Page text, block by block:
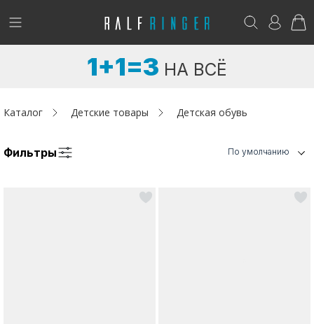
!
Женщинам
Возникли вопросы? - club@ralf.ru
1+1=3 НА ВСЁ
Каталог Детские товары Детская обувь
Фильтры По умолчанию